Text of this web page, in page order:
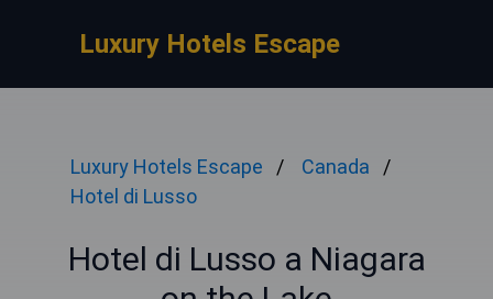
Luxury Hotels Escape
Luxury Hotels Escape
Canada
Hotel di Lusso
Hotel di Lusso a Niagara